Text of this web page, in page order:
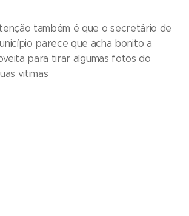
também é que o secretário de
parece que acha bonito a
para tirar algumas fotos do
vitimas